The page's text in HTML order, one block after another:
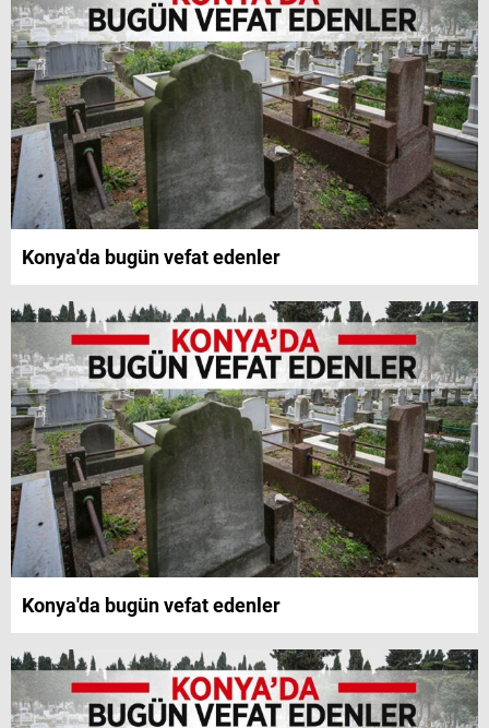
Konya'da bugün vefat edenler
Konya'da bugün vefat edenler